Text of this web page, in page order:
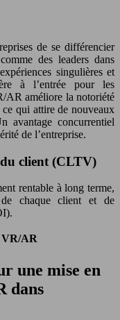
de se différencier
des leaders dans
singulières et
à l’entrée pour les
AR améliore la notoriété
qui attire de nouveaux
avantage concurrentiel
de l’entreprise.
client (CLTV)
rentable à long terme,
chaque client et de
VR/AR
une mise en
dans